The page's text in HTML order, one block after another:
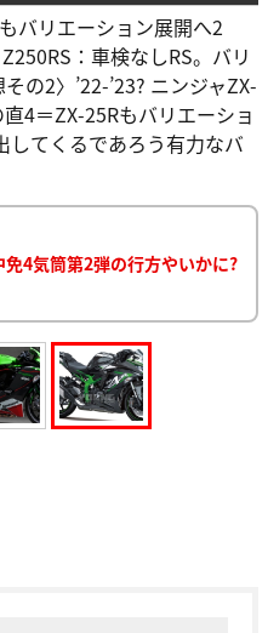
バリエーション展開へ2
：車検なしRS。バリ
の2〉’22-’23? ニンジャZX-
4＝ZX-25Rもバリエーショ
してくるであろう有力なバ
4気筒第2弾の行方やいかに?